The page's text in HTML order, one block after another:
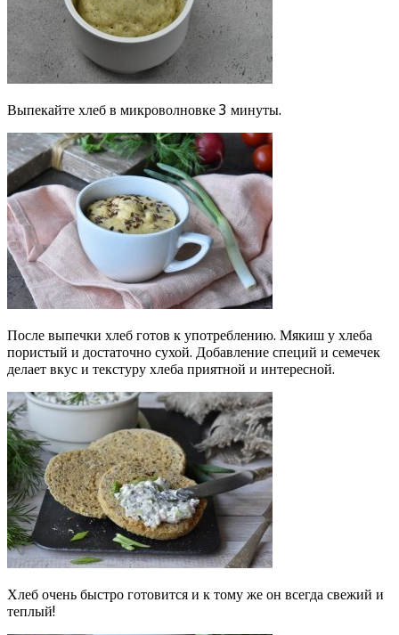
Выпекайте хлеб в микроволновке 3 минуты.
После выпечки хлеб готов к употреблению. Мякиш у хлеба
пористый и достаточно сухой. Добавление специй и семечек
делает вкус и текстуру хлеба приятной и интересной.
Хлеб очень быстро готовится и к тому же он всегда свежий и
теплый!